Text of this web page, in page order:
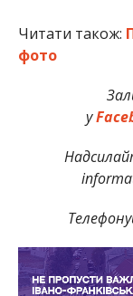
Читати також:
фото
у